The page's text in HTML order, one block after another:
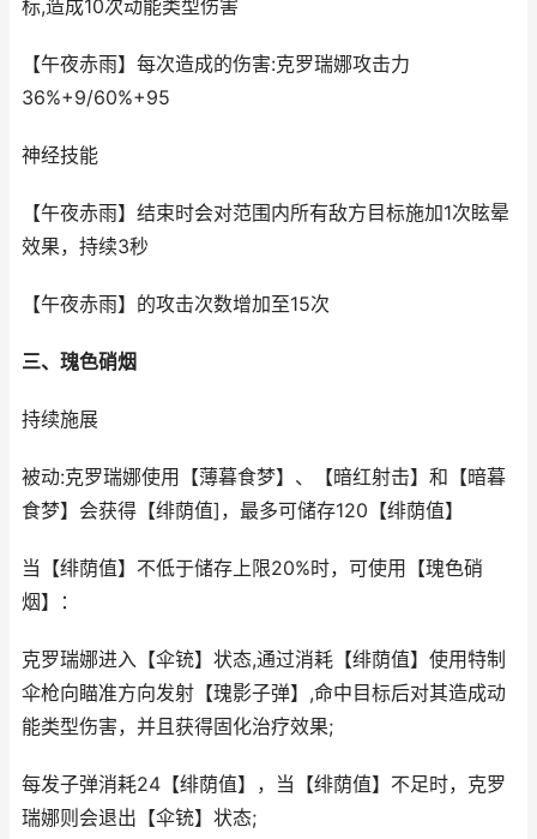
标,造成10次动能类型伤害
【午夜赤雨】每次造成的伤害:克罗瑞娜攻击力
36%+9/60%+95
神经技能
【午夜赤雨】结束时会对范围内所有敌方目标施加1次眩晕
效果，持续3秒
【午夜赤雨】的攻击次数增加至15次
三、瑰色硝烟
持续施展
被动:克罗瑞娜使用【薄暮食梦】、【暗红射击】和【暗暮
食梦】会获得【绯荫值]，最多可储存 120 【绯荫值】
当【绯荫值】不低于储存上限 20% 时，可使用【瑰色硝
烟】：
克罗瑞娜进入【伞铳】状态,通过消耗【绯荫值】使用特制
伞枪向瞄准方向发射【瑰影子弹】,命中目标后对其造成动
能类型伤害，并且获得固化治疗效果;
每发子弹消耗 24 【绯荫值】，当【绯荫值】不足时，克罗
瑞娜则会退出【伞铳】状态;